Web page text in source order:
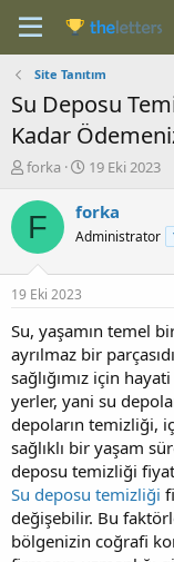
Site Tanıtım
Su Deposu
Kadar
K
n
b
u
u
b
a
ş
l
a
t
a
n
forka
B
ş
l
a
ç
t
a
r
i
h
i
19 Eki 2023
F forka
Administrator
19 Eki 2023
Su, yaşamın temel
ayrılmaz bir
sağlığımız için
yerler, yani su
depoların temizliği,
sağlıklı bir yaşam
deposu temizliği
Su deposu temizliği
değişebilir. Bu
bölgenizin coğrafi